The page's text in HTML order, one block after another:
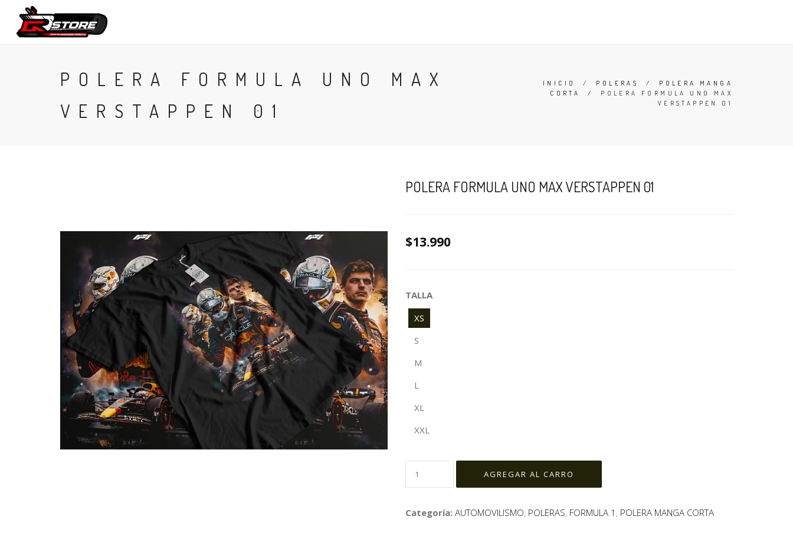
POLERA FORMULA UNO MAX
VERSTAPPEN 01
INICIO / POLERAS / POLERA MANGA
CORTA
/ POLERA FORMULA UNO MAX
VERSTAPPEN 01
POLERA FORMULA UNO MAX VERSTAPPEN 01
$13.990
TALLA
XS
S
M
L
XL
XXL
Categoría: AUTOMOVILISMO, POLERAS, FORMULA 1 , POLERA MANGA CORTA